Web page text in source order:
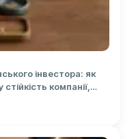
інвестора: як
компанії,